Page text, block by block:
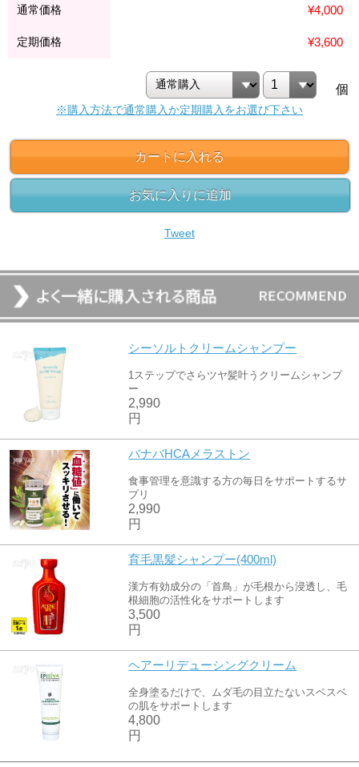
通常価格 ¥4,000
定期価格 ¥3,600
個
※購入方法で通常購入か定期購入をお選び下さい
カートに入れる
お気に入りに追加
Tweet
シーソルトクリームシャンプー
1ステップでさらツヤ髪叶うクリームシャンプ
ー
2,990
円
バナバHCAメラストン
食事管理を意識する方の毎日をサポートするサ
プリ
2,990
円
育毛黒髪シャンプー(400ml)
漢方有効成分の「首鳥」が毛根から浸透し、毛
根細胞の活性化をサポートします
3,500
円
ヘアーリデューシングクリーム
全身塗るだけで、ムダ毛の目立たないスベスベ
の肌をサポートします
4,800
円